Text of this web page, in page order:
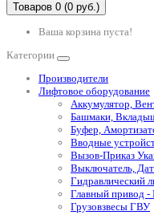
Товаров 0 (0 руб.)
Ваша корзина пуста!
Категории
Производители
Лифтовое оборудование
Аккумулятор,
Башмаки,
Буфер,
Вводные
Вызов-Приказ
Выключатель,
Гидравлический
Главный привод
Грузовзвесы ГВУ